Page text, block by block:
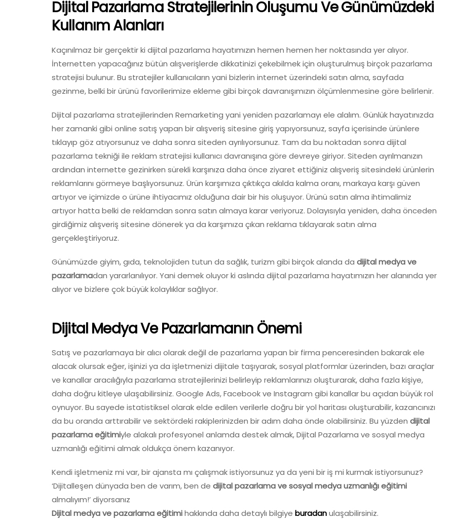
Dijital Pazarlama Stratejilerinin Oluşumu Ve Günümüzdeki
Kullanım Alanları
Kaçınılmaz bir gerçektir ki dijital pazarlama hayatımızın hemen hemen her noktasında yer alıyor.
İnternetten yapacağınız bütün alışverişlerde dikkatinizi çekebilmek için oluşturulmuş birçok pazarlama
stratejisi bulunur. Bu stratejiler kullanıcıların yani bizlerin internet üzerindeki satın alma, sayfada
gezinme, belki bir ürünü favorilerimize ekleme gibi birçok davranışımızın ölçümlenmesine göre belirlenir.
Dijital pazarlama stratejilerinden Remarketing yani yeniden pazarlamayı ele alalım. Günlük hayatınızda
her zamanki gibi online satış yapan bir alışveriş sitesine giriş yapıyorsunuz, sayfa içerisinde ürünlere
tıklayıp göz atıyorsunuz ve daha sonra siteden ayrılıyorsunuz. Tam da bu noktadan sonra dijital
pazarlama tekniği ile reklam stratejisi kullanıcı davranışına göre devreye giriyor. Siteden ayrılmanızın
ardından internette gezinirken sürekli karşınıza daha önce ziyaret ettiğiniz alışveriş sitesindeki ürünlerin
reklamlarını görmeye başlıyorsunuz. Ürün karşımıza çıktıkça akılda kalma oranı, markaya karşı güven
artıyor ve içimizde o ürüne ihtiyacımız olduğuna dair bir his oluşuyor. Ürünü satın alma ihtimalimiz
artıyor hatta belki de reklamdan sonra satın almaya karar veriyoruz. Dolayısıyla yeniden, daha önceden
girdiğimiz alışveriş sitesine dönerek ya da karşımıza çıkan reklama tıklayarak satın alma
gerçekleştiriyoruz.
Günümüzde giyim, gıda, teknolojiden tutun da sağlık, turizm gibi birçok alanda da dijital medya ve
pazarlamadan yararlanılıyor. Yani demek oluyor ki aslında dijital pazarlama hayatımızın her alanında yer
alıyor ve bizlere çok büyük kolaylıklar sağlıyor.
Dijital Medya Ve Pazarlamanın Önemi
Satış ve pazarlamaya bir alıcı olarak değil de pazarlama yapan bir firma penceresinden bakarak ele
alacak olursak eğer, işinizi ya da işletmenizi dijitale taşıyarak, sosyal platformlar üzerinden, bazı araçlar
ve kanallar aracılığıyla pazarlama stratejilerinizi belirleyip reklamlarınızı oluşturarak, daha fazla kişiye,
daha doğru kitleye ulaşabilirsiniz. Google Ads, Facebook ve Instagram gibi kanallar bu açıdan büyük rol
oynuyor. Bu sayede istatistiksel olarak elde edilen verilerle doğru bir yol haritası oluşturabilir, kazancınızı
da bu oranda arttırabilir ve sektördeki rakiplerinizden bir adım daha önde olabilirsiniz. Bu yüzden dijital
pazarlama eğitimiyle alakalı profesyonel anlamda destek almak, Dijital Pazarlama ve sosyal medya
uzmanlığı eğitimi almak oldukça önem kazanıyor.
Kendi işletmeniz mi var, bir ajansta mı çalışmak istiyorsunuz ya da yeni bir iş mi kurmak istiyorsunuz?
‘Dijitalleşen dünyada ben de varım, ben de dijital pazarlama ve sosyal medya uzmanlığı eğitimi
almalıyım!’ diyorsanız
Dijital medya ve pazarlama eğitimihakkında daha detaylı bilgiye buradanulaşabilirsiniz.